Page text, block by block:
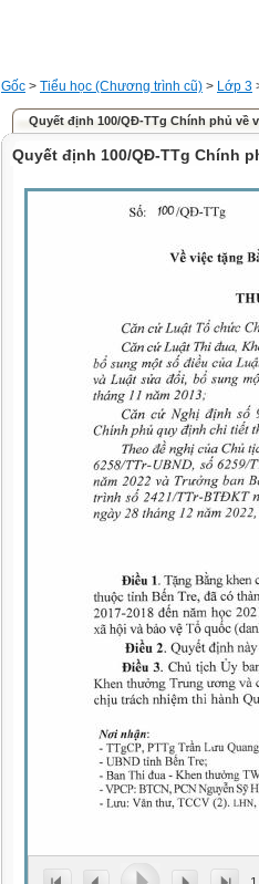
Gốc > Tiểu học (Chương trình cũ) > Lớp 3
Quyết định 100/QĐ-TTg Chính phủ về
Quyết định 100/QĐ-TTg Chính